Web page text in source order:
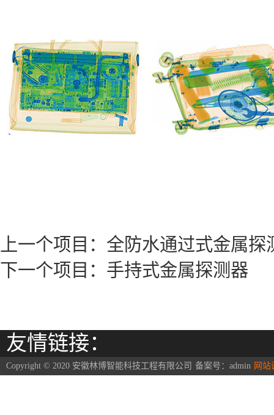
上一个项目： 全防水通过式金属探
下一个项目： 手持式金属探测器
友情链接：
Copyright © 2020 安徽林博智能科技工程有限公司 备案号： admin 网站